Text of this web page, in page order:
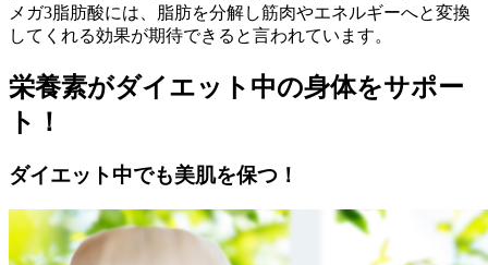
メガ3脂肪酸には、脂肪を分解し筋肉やエネルギーへと変換
してくれる効果が期待できると言われています。
栄養素がダイエット中の身体をサポー
ト！
ダイエット中でも美肌を保つ！